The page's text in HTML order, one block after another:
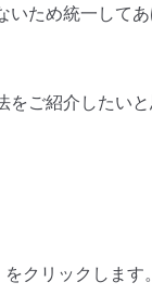
いため統一して
をご紹介したいと
クリックします。